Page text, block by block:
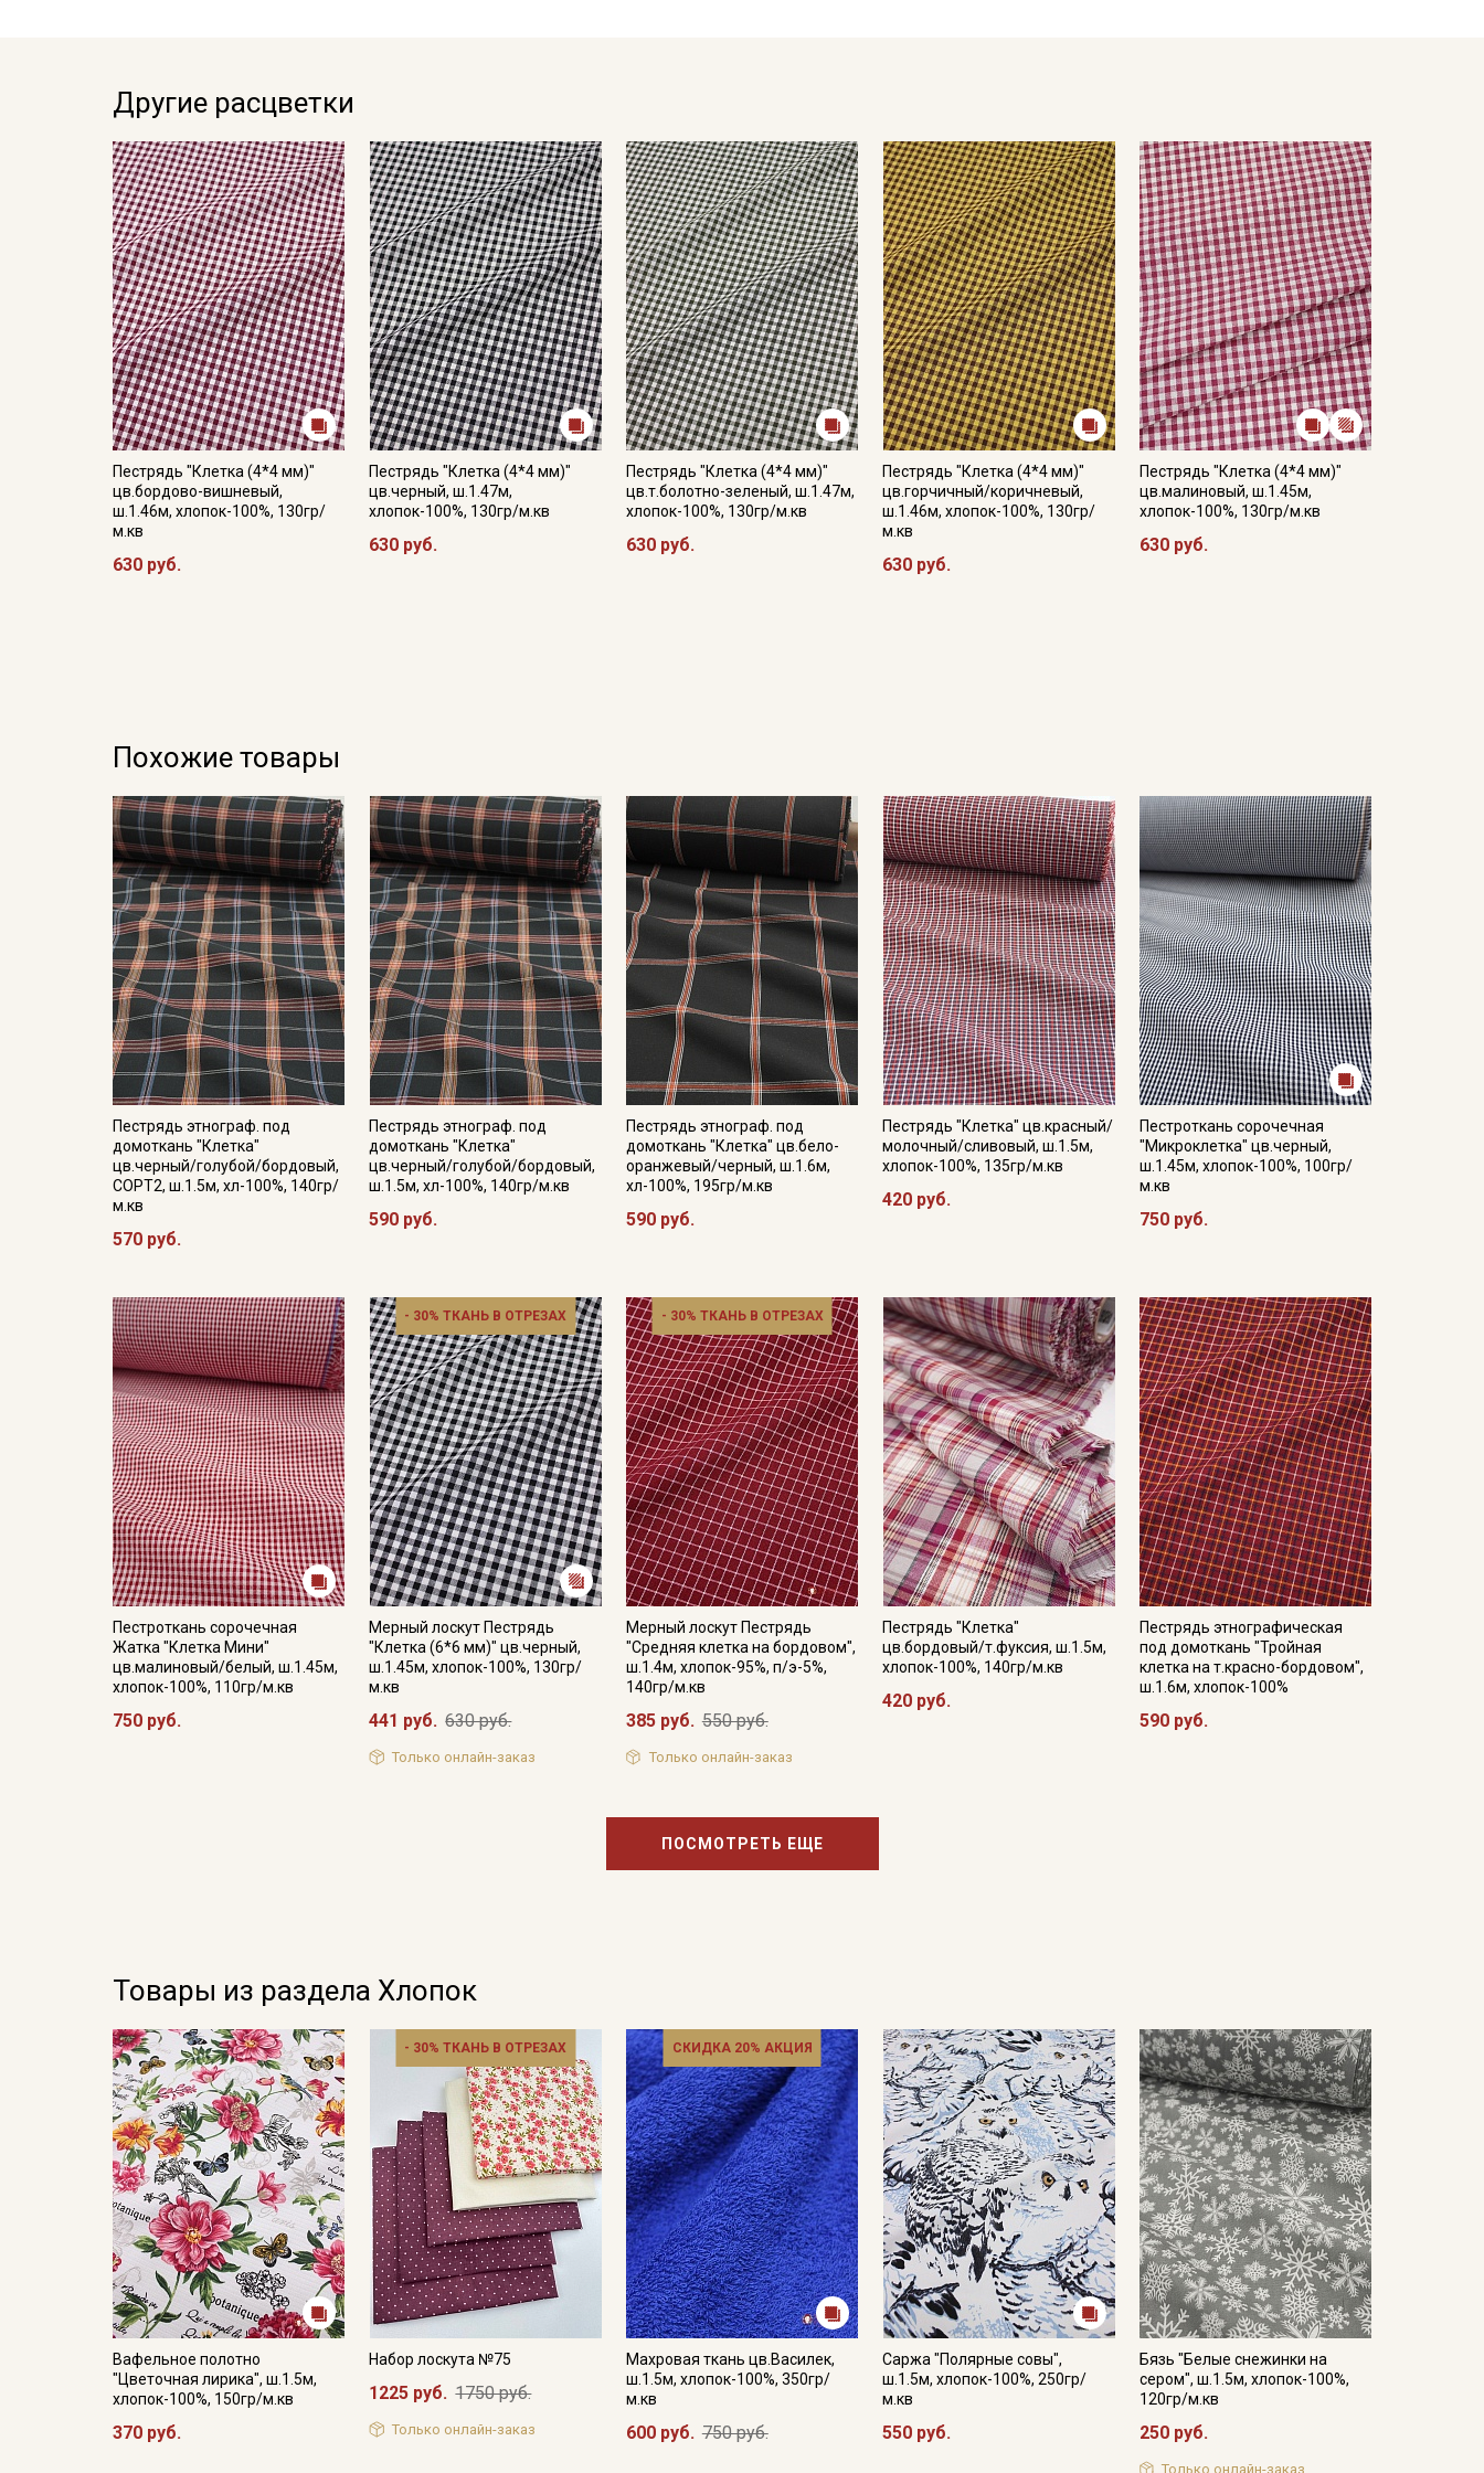
Другие расцветки
Пестрядь "Клетка (4*4 мм)"
цв.бордово-вишневый,
ш.1.46м, хлопок-100%, 130гр/
м.кв
630 руб.
Пестрядь "Клетка (4*4 мм)"
цв.черный, ш.1.47м,
хлопок-100%, 130гр/м.кв
630 руб.
Пестрядь "Клетка (4*4 мм)"
цв.т.болотно-зеленый, ш.1.47м,
хлопок-100%, 130гр/м.кв
630 руб.
Пестрядь "Клетка (4*4 мм)"
цв.горчичный/коричневый,
ш.1.46м, хлопок-100%, 130гр/
м.кв
630 руб.
Пестрядь "Клетка (4*4 мм)"
цв.малиновый, ш.1.45м,
хлопок-100%, 130гр/м.кв
630 руб.
Похожие товары
Пестрядь этнограф. под
домоткань "Клетка"
цв.черный/голубой/бордовый,
СОРТ2, ш.1.5м, хл-100%, 140гр/
м.кв
570 руб.
Пестрядь этнограф. под
домоткань "Клетка"
цв.черный/голубой/бордовый,
ш.1.5м, хл-100%, 140гр/м.кв
590 руб.
Пестрядь этнограф. под
домоткань "Клетка" цв.бело-
оранжевый/черный, ш.1.6м,
хл-100%, 195гр/м.кв
590 руб.
Пестрядь "Клетка" цв.красный/
молочный/сливовый, ш.1.5м,
хлопок-100%, 135гр/м.кв
420 руб.
Пестроткань сорочечная
"Микроклетка" цв.черный,
ш.1.45м, хлопок-100%, 100гр/
м.кв
750 руб.
Пестроткань сорочечная
Жатка "Клетка Мини"
цв.малиновый/белый, ш.1.45м,
хлопок-100%, 110гр/м.кв
750 руб.
- 30% ТКАНЬ В ОТРЕЗАХ
Мерный лоскут Пестрядь
"Клетка (6*6 мм)" цв.черный,
ш.1.45м, хлопок-100%, 130гр/
м.кв
441 руб. 630 руб.
Только онлайн-заказ
- 30% ТКАНЬ В ОТРЕЗАХ
Мерный лоскут Пестрядь
"Средняя клетка на бордовом",
ш.1.4м, хлопок-95%, п/э-5%,
140гр/м.кв
385 руб. 550 руб.
Только онлайн-заказ
Пестрядь "Клетка"
цв.бордовый/т.фуксия, ш.1.5м,
хлопок-100%, 140гр/м.кв
420 руб.
Пестрядь этнографическая
под домоткань "Тройная
клетка на т.красно-бордовом",
ш.1.6м, хлопок-100%
590 руб.
ПОСМОТРЕТЬ ЕЩЕ
Товары из раздела Хлопок
Вафельное полотно
"Цветочная лирика", ш.1.5м,
хлопок-100%, 150гр/м.кв
370 руб.
- 30% ТКАНЬ В ОТРЕЗАХ
Набор лоскута №75
1225 руб. 1750 руб.
Только онлайн-заказ
СКИДКА 20% АКЦИЯ
Махровая ткань цв.Василек,
ш.1.5м, хлопок-100%, 350гр/
м.кв
600 руб. 750 руб.
Саржа "Полярные совы",
ш.1.5м, хлопок-100%, 250гр/
м.кв
550 руб.
Бязь "Белые снежинки на
сером", ш.1.5м, хлопок-100%,
120гр/м.кв
250 руб.
Только онлайн-заказ
Купава
Мы публикуем здесь дополнительные
промокоды и скидки до 30% на узкие
категории тканей
Электронная почта
Подписаться
Ознакомлен(а) сПолитикой обработки персональных
и даюСогласие на обработку персональных
данных
информационных рассылок